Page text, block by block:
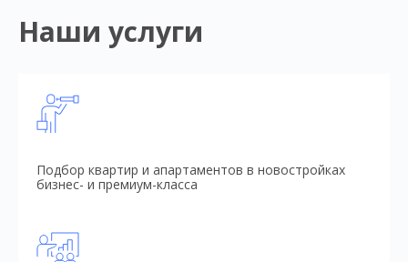
Наши услуги
Подбор квартир и апартаментов в новостройках
бизнес- и премиум-класса